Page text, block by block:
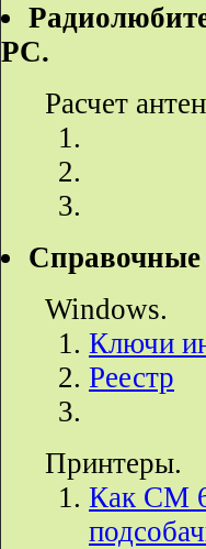
PC.
Расчет
Справочные
Windows.
Ключи
Реестр
Принтеры.
Как СМ